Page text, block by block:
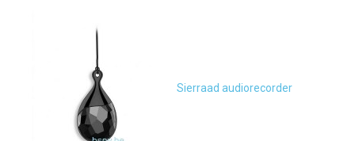
Sierraad audiorecorder